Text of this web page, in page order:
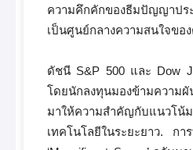
ความคึกคักของธีมปัญญาป
เป็นศูนย์กลางความสนใจขอ
ดัชนี S&P 500 และ Dow
โดยนักลงทุนมองข้ามความ
มาให้ความสำคัญกับแนวโน้
เทคโนโลยีในระยะยาว. ก